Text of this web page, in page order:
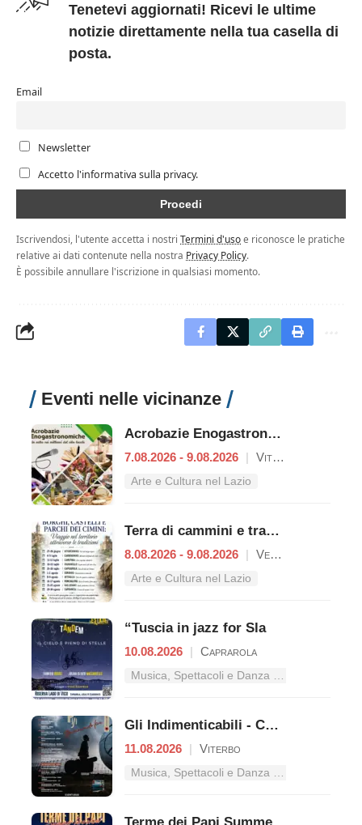
Tenetevi aggiornati! Ricevi le ultime
notizie direttamente nella tua casella di
posta.
Email
Newsletter
Accetto l'informativa sulla privacy.
Iscrivendosi, l'utente accetta i nostri Termini d'usoe riconosce le pratiche
relative ai dati contenute nella nostra Privacy Policy.
È possibile annullare l'iscrizione in qualsiasi momento.
Eventi nelle vicinanze
Acrobazie Enogastronomiche
7.08.2026 - 9.08.2026 | Viterbo
Arte e Cultura nel Lazio
Terra di cammini e tradizioni
8.08.2026 - 9.08.2026 | Vetralla
Arte e Cultura nel Lazio
“Tuscia in jazz for Sla
10.08.2026 | Caprarola
Gli Indimenticabili - Concerto pop
11.08.2026 | Viterbo